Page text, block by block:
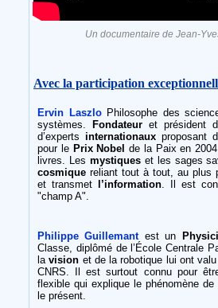
Un documentaire de Jean-
Avec la participation
Ervin LaszloPhilosophe des
systèmes.
Fondateuret président
d’experts internationauxproposant
pour le Prix Nobel de la Paix en
livres. Les mystiqueset les sages
cosmique reliant tout à tout, au plus
et transmet
l’information. Il est
"champ A".
Philippe Guillemantest un
Classe, diplômé de l’École Centrale
lavision et de la robotique lui ont
CNRS. Il est surtout connu pour
flexible qui explique le phénomène de
le présent.